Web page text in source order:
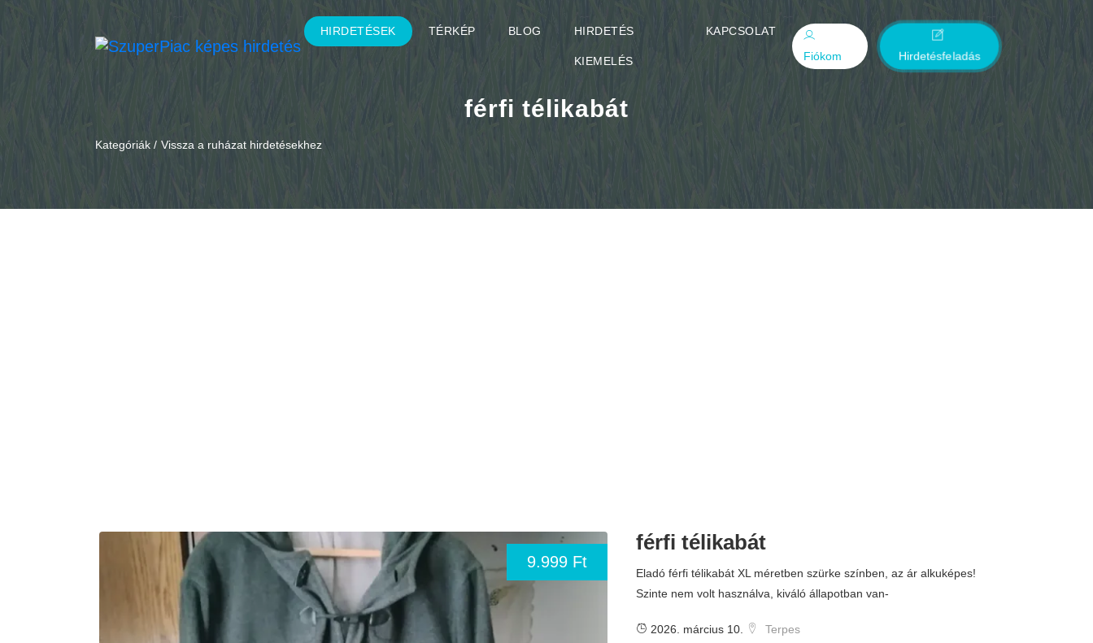
HIRDETÉSEK TÉRKÉP BLOG HIRDETÉS
KIEMELÉS
KAPCSOLAT
Fiókom
Hirdetésfeladás
férfi télikabát
Kategóriák / Vissza a ruházat hirdetésekhez
9.999 Ft
férfi télikabát
Eladó férfi télikabát XL méretben szürke színben, az ár alkuképes!
Szinte nem volt használva, kiváló állapotban van-
2026. március 10. Terpes